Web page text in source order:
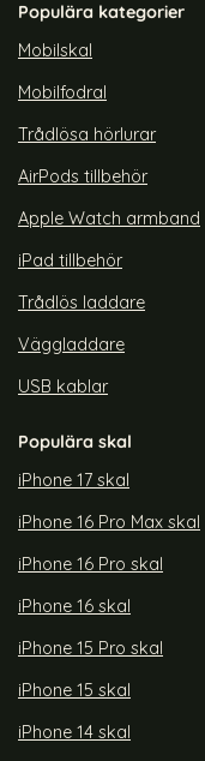
Populära kategorier
Mobilskal
Mobilfodral
Trådlösa hörlurar
AirPods tillbehör
Apple Watch armband
iPad tillbehör
Trådlös laddare
Väggladdare
USB kablar
Populära skal
iPhone 17 skal
iPhone 16 Pro Max skal
iPhone 16 Pro skal
iPhone 16 skal
iPhone 15 Pro skal
iPhone 15 skal
iPhone 14 skal